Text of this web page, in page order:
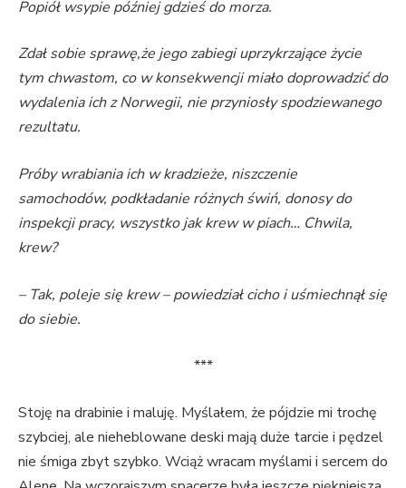
Popiół wsypie później gdzieś do morza.
Zdał sobie sprawę,że jego zabiegi uprzykrzające życie
tym chwastom, co w konsekwencji miało doprowadzić do
wydalenia ich z Norwegii, nie przyniosły spodziewanego
rezultatu.
Próby wrabiania ich w kradzieże, niszczenie
samochodów, podkładanie różnych świń, donosy do
inspekcji pracy, wszystko jak krew w piach… Chwila,
krew?
– Tak, poleje się krew – powiedział cicho i uśmiechnął się
do siebie.
***
Stoję na drabinie i maluję. Myślałem, że pójdzie mi trochę
szybciej, ale nieheblowane deski mają duże tarcie i pędzel
nie śmiga zbyt szybko. Wciąż wracam myślami i sercem do